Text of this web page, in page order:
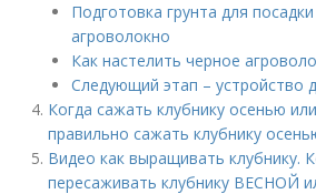
Подготовка грунта для
агроволокно
Как настелить черное
Следующий этап – устройство
Когда сажать клубнику осенью
правильно сажать клубнику
Видео как выращивать клубнику.
пересаживать клубнику ВЕСНОЙ